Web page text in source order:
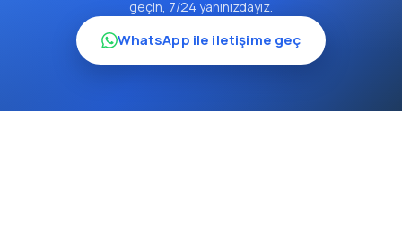
geçin, 7/24 yanınızdayız.
WhatsApp ile iletişime geç